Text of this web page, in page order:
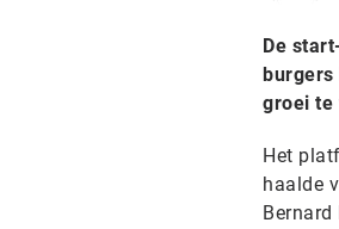
De
burgers
groei te
Het
haalde